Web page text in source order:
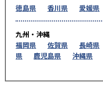
徳島県
香川県 愛媛県
九州・沖縄
福岡県
佐賀県 長崎県
県
鹿児島県 沖縄県